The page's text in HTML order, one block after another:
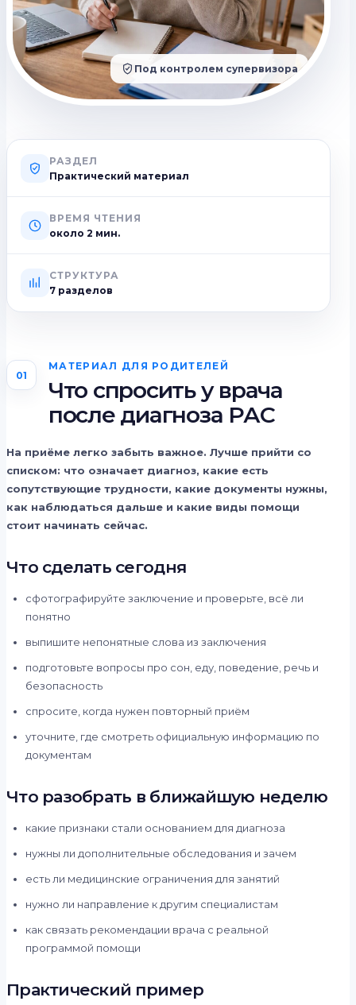
Под контролем супервизора
РАЗДЕЛ
Практический материал
ВРЕМЯ ЧТЕНИЯ
около 2 мин.
СТРУКТУРА
7 разделов
01
МАТЕРИАЛ ДЛЯ РОДИТЕЛЕЙ
Что спросить у врача
после диагноза РАС
На приёме легко забыть важное. Лучше прийти со
списком: что означает диагноз, какие есть
сопутствующие трудности, какие документы нужны,
как наблюдаться дальше и какие виды помощи
стоит начинать сейчас.
Что сделать сегодня
сфотографируйте заключение и проверьте, всё ли
понятно
выпишите непонятные слова из заключения
подготовьте вопросы про сон, еду, поведение, речь и
безопасность
спросите, когда нужен повторный приём
уточните, где смотреть официальную информацию по
документам
Что разобрать в ближайшую неделю
какие признаки стали основанием для диагноза
нужны ли дополнительные обследования и зачем
есть ли медицинские ограничения для занятий
нужно ли направление к другим специалистам
как связать рекомендации врача с реальной
программой помощи
Практический пример